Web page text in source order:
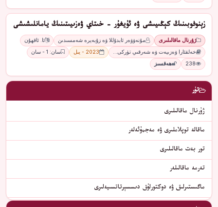
زېنوفوبىنىڭ كېڭىيىشى ۋە ئۇيغۇر - خىتاي ۋەزىيىتىنىڭ يامانلىشىشى
ژۇرنال ماقالىلىرى مۇنەۋۋەر ئابدۇللا ۋە زۇبەيرە شەمسىدىن
ئا. ئاقھۇن
خەلقئارا ۋەزىيەت ۋە شەرقىي تۈركى…
2023 - يىل
سان: 1 - سان
238
ھەقسىز
تۈر
ژۇرنال ماقالىلىرى
ماقالە توپلاملىرى ۋە مەجمۇئەلەر
تور بەت ماقالىلىرى
تەرمە ماقالىلەر
ماگىستىرلىق ۋە دوكتورلۇق دىسسېرتاتسىيەلىرى